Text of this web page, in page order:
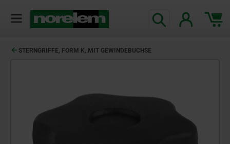
STERNGRIFFE, FORM K, MIT GEWINDEBUCHSE